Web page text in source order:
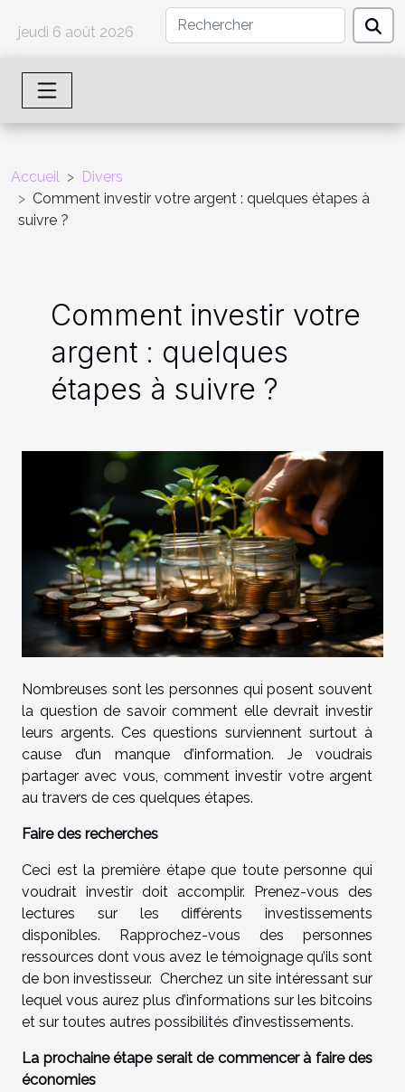
jeudi 6 août 2026
Accueil
Divers
Comment investir votre argent : quelques étapes à
suivre ?
Comment investir votre
argent : quelques
étapes à suivre ?
Nombreuses sont les personnes qui posent souvent
la question de savoir comment elle devrait investir
leurs argents. Ces questions surviennent surtout à
cause d’un manque d’information. Je voudrais
partager avec vous, comment investir votre argent
au travers de ces quelques étapes.
Faire des recherches
Ceci est la première étape que toute personne qui
voudrait investir doit accomplir. Prenez-vous des
lectures sur les différents investissements
disponibles. Rapprochez-vous des personnes
ressources dont vous avez le témoignage qu’ils sont
de bon investisseur. Cherchez un site intéressantsur
lequel vous aurez plus d’informations sur les bitcoins
et sur toutes autres possibilités d’investissements.
La prochaine étape serait de commencer à faire des
économies